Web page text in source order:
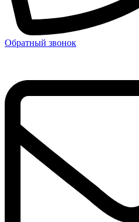
Обратный звонок